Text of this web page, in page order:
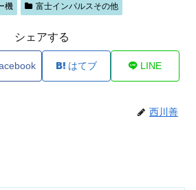
機 富士インパルスその他
シェアする
はてブ LINE
西川善